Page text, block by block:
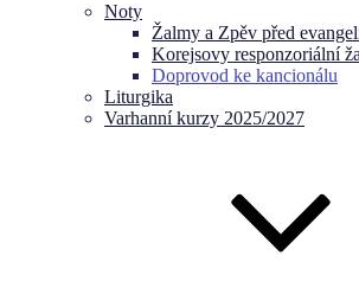
Noty
Žalmy a Zpěv před
Korejsovy responzoriální
Doprovod ke kancionálu
Liturgika
Varhanní kurzy 2025/2027